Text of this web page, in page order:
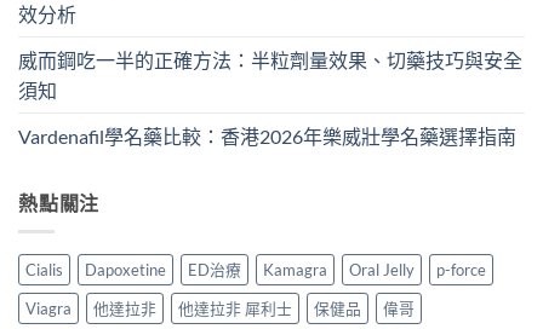
效分析
威而鋼吃一半的正確方法：半粒劑量效果、切藥技巧與安全
須知
Vardenafil學名藥比較：香港2026年樂威壯學名藥選擇指南
熱點關注
Cialis Dapoxetine ED治療 Kamagra Oral Jelly
p-force
Viagra
他達拉非 他達拉非 犀利士 保健品 偉哥